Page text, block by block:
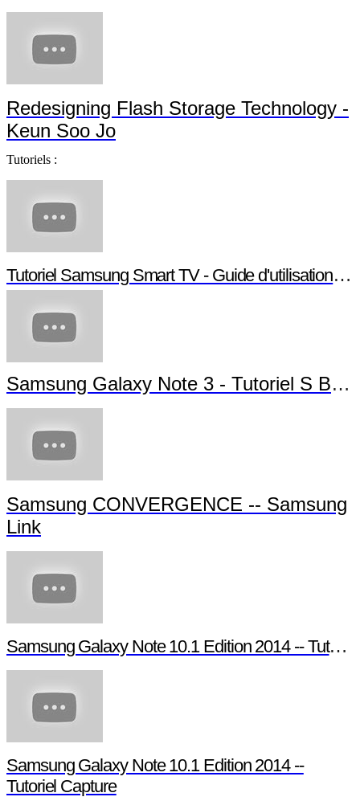
Redesigning Flash Storage Technology -
Keun Soo Jo
Tutoriels :
Tutoriel Samsung Smart TV - Guide d'utilisation Smart TV
Samsung Galaxy Note 3 - Tutoriel S Beam
Samsung CONVERGENCE -- Samsung
Link
Samsung Galaxy Note 10.1 Edition 2014 -- Tutoriel Pen Window
Samsung Galaxy Note 10.1 Edition 2014 --
Tutoriel Capture